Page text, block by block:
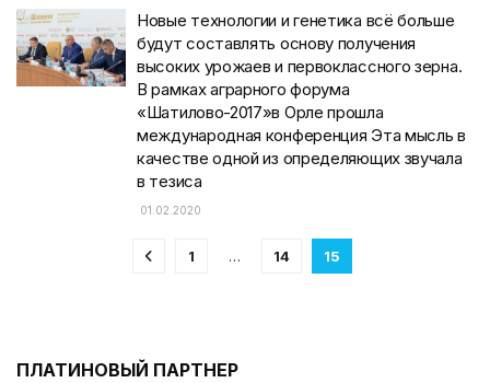
Новые технологии и генетика всё больше
будут составлять основу получения
высоких урожаев и первоклассного зерна.
В рамках аграрного форума
«Шатилово-2017»в Орле прошла
международная конференция Эта мысль в
качестве одной из определяющих звучала
в тезиса
01.02.2020
1 … 14 15
ПЛАТИНОВЫЙ ПАРТНЕР